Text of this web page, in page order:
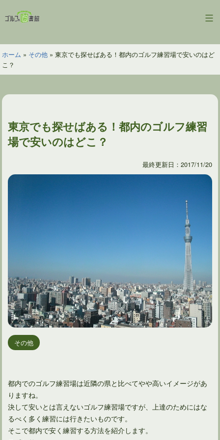
ン
ツ
へ
ス
ッ
ゴ
フ
の
図
ホーム » その他» 東京でも探せばある！都内のゴルフ練習場で安いのはど
こ？
東京でも探せばある！都内のゴルフ練習
場で安いのはどこ？
最終更新日：2017/11/20
その他
都内でのゴルフ練習場は近隣の県と比べてやや高いイメージがあ
りますね。
決して安いとは言えないゴルフ練習場ですが、上達のためにはな
るべく多く練習には行きたいものです。
そこで都内で安く練習する方法を紹介します。